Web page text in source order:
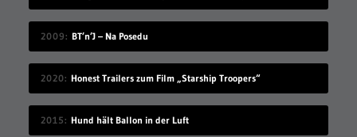
2009 BT’n’J – Na Posedu
2020 Honest Trailers zum Film „Starship Troopers“
2015 Hund hält Ballon in der Luft